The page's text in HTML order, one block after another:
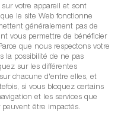
votre appareil et sont
le site Web fonctionne
généralement pas de
vous permettre de bénéficier
que nous respectons votre
la possibilité de ne pas
sur les différentes
chacune d'entre elles, et
si vous bloquez certains
et les services que
être impactés.